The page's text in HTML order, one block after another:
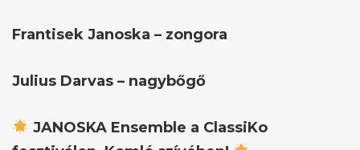
Frantisek Janoska – zongora
Julius Darvas – nagybőgő
JANOSKA Ensemble a ClassiKo